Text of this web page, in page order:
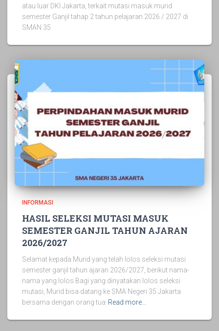
atau luar DKI Jakarta, terkait mutasi masuk murid
semester Ganjil tahap 2 tahun pelajaran 2026 / 2027 di
SMAN 35
INFORMASI
HASIL SELEKSI MUTASI MASUK
SEMESTER GANJIL TAHUN AJARAN
2026/2027
Selamat kepada Murid yang telah lolos seleksi mutasi
semester ganjil tahun ajaran 2026/2027, berikut nama-
nama yang lolos Bagi yang dinyatakan lolos seleksi
mutasi, Murid bisa datang ke SMA Negeri 35 Jakarta
bersama dengan orang tua Read more…